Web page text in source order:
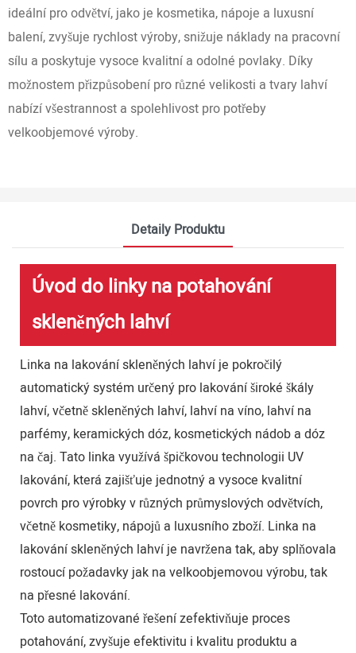
ideální pro odvětví, jako je kosmetika, nápoje a luxusní
balení, zvyšuje rychlost výroby, snižuje náklady na pracovní
sílu a poskytuje vysoce kvalitní a odolné povlaky. Díky
možnostem přizpůsobení pro různé velikosti a tvary lahví
nabízí všestrannost a spolehlivost pro potřeby
velkoobjemové výroby.
Detaily Produktu
Úvod do linky na potahování
skleněných lahví
Linka na lakování skleněných lahví je pokročilý
automatický systém určený pro lakování široké škály
lahví, včetně skleněných lahví, lahví na víno, lahví na
parfémy, keramických dóz, kosmetických nádob a dóz
na čaj. Tato linka využívá špičkovou technologii UV
lakování, která zajišťuje jednotný a vysoce kvalitní
povrch pro výrobky v různých průmyslových odvětvích,
včetně kosmetiky, nápojů a luxusního zboží. Linka na
lakování skleněných lahví je navržena tak, aby splňovala
rostoucí požadavky jak na velkoobjemovou výrobu, tak
na přesné lakování.
Toto automatizované řešení zefektivňuje proces
potahování, zvyšuje efektivitu i kvalitu produktu a